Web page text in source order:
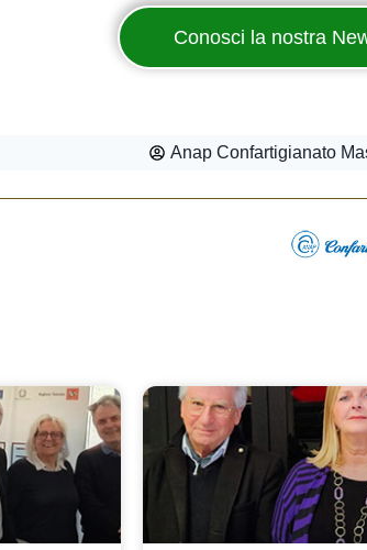
Conosci la nostra
Anap Confartigianato